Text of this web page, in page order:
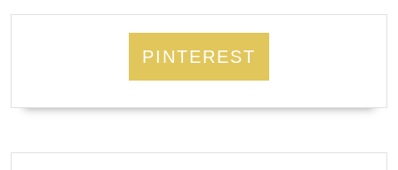
PINTEREST